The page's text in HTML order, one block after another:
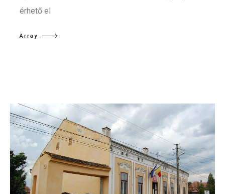
érhető el
Array